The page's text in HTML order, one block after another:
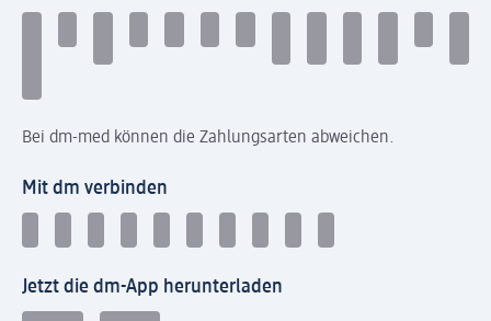
Bei dm-med können die Zahlungsarten abweichen.
Mit dm verbinden
Jetzt die dm-App herunterladen